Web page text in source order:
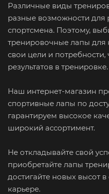
Различные виды
разные возможности для
спортсмена. Поэтому,
тренировочные лапы для
свои цели и
результатов в тренировке.
Наш интернет-магазин
спортивные лапы по
гарантируем высокое
широкий ассортимент.
Не откладывайте свой
приобретайте лапы
достигайте новых высот
карьере.